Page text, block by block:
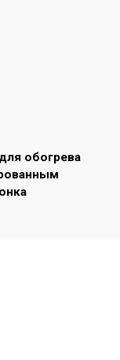
обогрева